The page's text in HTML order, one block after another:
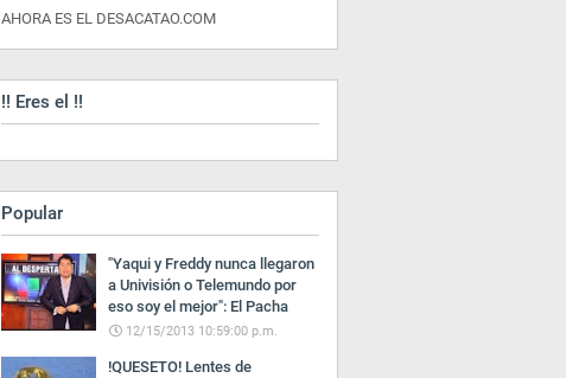
AHORA ES EL DESACATAO.COM
!! Eres el !!
Popular
"Yaqui y Freddy nunca llegaron
a Univisión o Telemundo por
eso soy el mejor": El Pacha
12/15/2013 10:59:00 p.m.
!QUESETO! Lentes de